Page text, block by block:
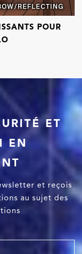
POUR
ET
EN
et reçois
au sujet des